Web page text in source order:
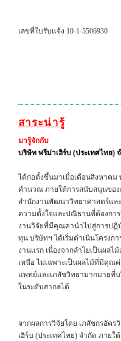
เลขที่ใบรับแจ้ง 10-1-5506930
สาระน่ารู้
มารู้จักกับ
บริษัท พรีม่าเฮิร์บ (ประเทศไทย)
ได้ก่อตั้งขึ้นมาเมื่อเดือนสิงหาคม
คำนวณ ภายใต้การสนับสนุนขอ
สำนักงานพัฒนาวิทยาศาสตร์แล
ความตั้งใจและปณิธานที่ต้องกา
งานวิจัยที่มีคุณค่านำไปสู่การปฏิ
ทุน บริษัทฯ ได้เริ่มดำเนินโครงก
งานแรก เนื่องจากลำไยเป็นผล
เหนือ ไม่เฉพาะเป็นผลไม้ที่มีคุณ
แพทย์และเภสัชวิทยามากมาย
ในระดับสากลได้
จากผลการวิจัยโดย เภสัชกรอัค
เฮิร์บ (ประเทศไทย) จำกัด ภาย